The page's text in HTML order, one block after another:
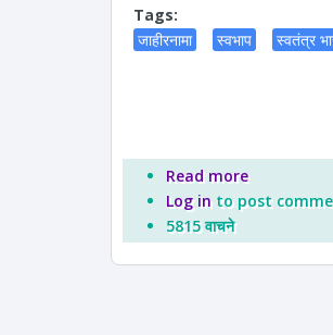
Tags:
जाहीरनामा
स्वभाप स्वतंत्र
Read moreabout स्वतंत्र
Log in to post
5815 वाचने